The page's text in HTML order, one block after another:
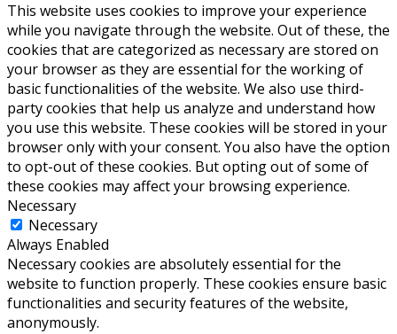
This website uses cookies to improve your experience
while you navigate through the website. Out of these, the
cookies that are categorized as necessary are stored on
your browser as they are essential for the working of
basic functionalities of the website. We also use third-
party cookies that help us analyze and understand how
you use this website. These cookies will be stored in your
browser only with your consent. You also have the option
to opt-out of these cookies. But opting out of some of
these cookies may affect your browsing experience.
Necessary
Necessary
Always Enabled
Necessary cookies are absolutely essential for the
website to function properly. These cookies ensure basic
functionalities and security features of the website,
anonymously.